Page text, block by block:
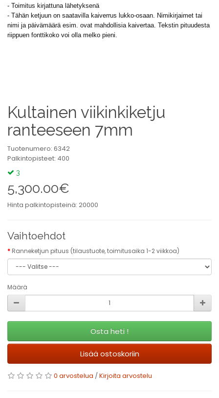
- Toimitus kirjattuna lähetyksenä
- Tähän ketjuun on saatavilla kaiverrus lukko-osaan. Nimikirjaimet tai
nimi ja päivämäärä esim. ovat mahdollisia kaivertaa. Tekstin pituudesta
riippuen fonttikoko voi olla melko pieni.
Kultainen viikinkiketju
ranteeseen 7mm
Tuotenumero: 6342
Palkintopisteet: 400
3
5,300.00€
Hinta palkintopisteinä: 20000
Vaihtoehdot
Ranneketjun pituus (tilaustuote, toimitusaika 1-2 viikkoa)
Määrä
Osta heti !
Lisää ostoskoriin
0 arvostelua /Kirjoita arvostelu